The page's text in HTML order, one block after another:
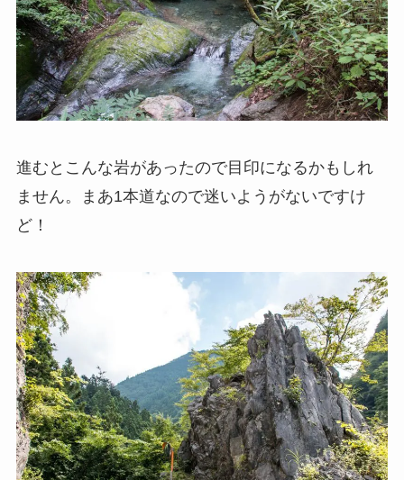
進むとこんな岩があったので目印になるかもしれ
ません。まあ1本道なので迷いようがないですけ
ど！